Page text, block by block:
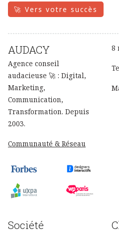
🚀 Vers votre succès
AUDACY
Agence conseil
audacieuse 🚀 : Digital,
Marketing,
Communication,
Transformation. Depuis
2003.
Communauté & Réseau
8
Société